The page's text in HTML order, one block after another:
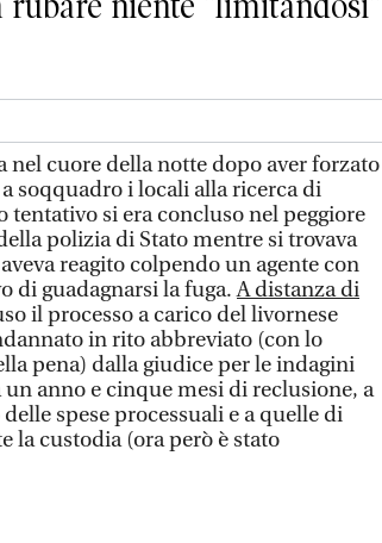
nel cuore della notte dopo aver forzato
soqquadro i locali alla ricerca di
tentativo si era concluso nel peggiore
polizia di Stato mentre si trovava
reagito colpendo un agente con
di guadagnarsi la fuga.A distanza di
il processo a carico del livornese
in rito abbreviato (con lo
pena) dalla giudice per le indagini
anno e cinque mesi di reclusione, a
spese processuali e a quelle di
la custodia (ora però è stato